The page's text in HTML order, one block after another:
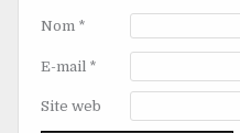
Nom *
E-mail *
Site web